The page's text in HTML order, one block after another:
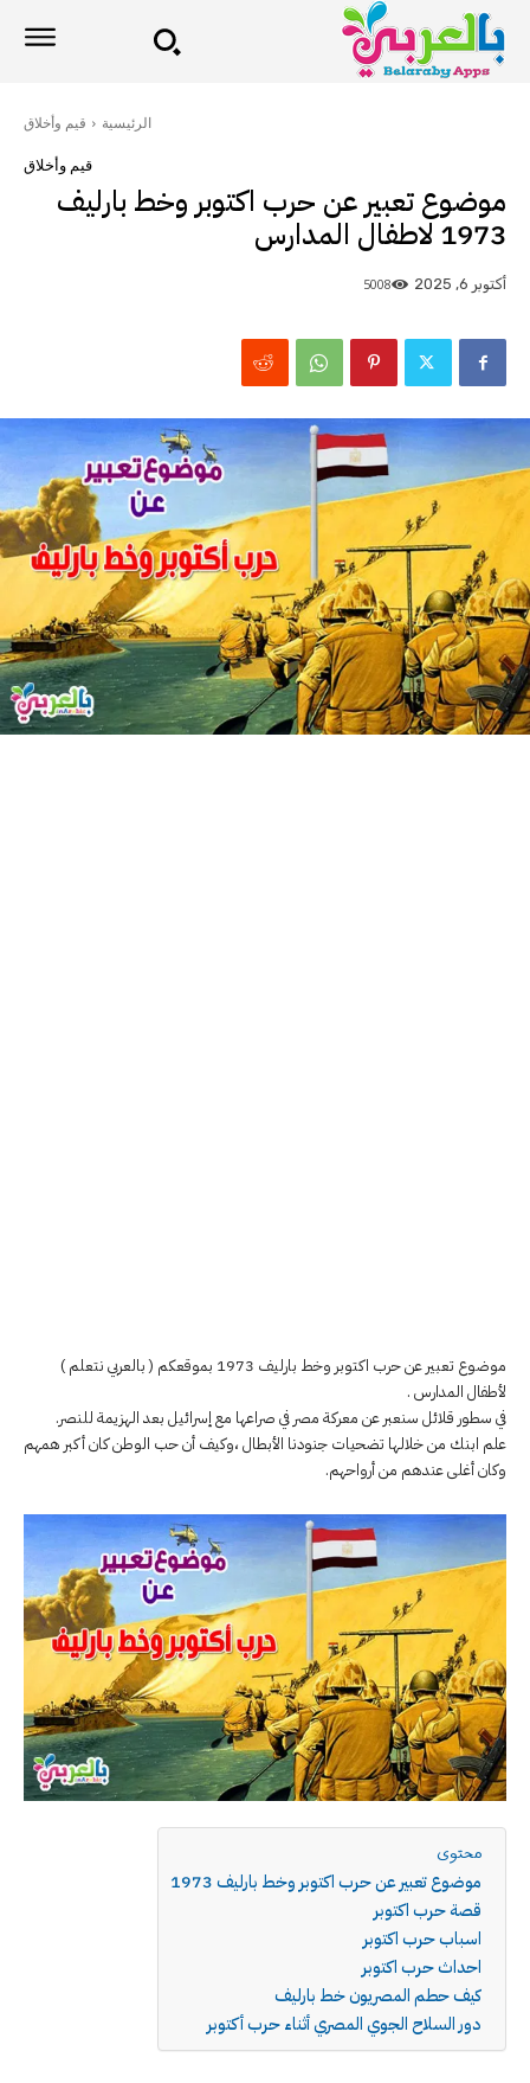
الرئيسية قيم وأخلاق
قيم وأخلاق
موضوع تعبير عن حرب اكتوبر وخط بارليف
1973 لاطفال المدارس
أكتوبر 6, 2025 5008
موضوع تعبير عن حرب اكتوبر وخط بارليف 1973 بموقعكم ( بالعربي نتعلم )
لأطفال المدارس .
في سطور قلائل سنعبر عن معركة مصر في صراعها مع إسرائيل بعد الهزيمة للنصر.
علم ابنك من خلالها تضحيات جنودنا الأبطال ،وكيف أن حب الوطن كان أكبر همهم
وكان أغلى عندهم من أرواحهم.
محتوى
موضوع تعبير عن حرب اكتوبر وخط بارليف 1973
قصة حرب اكتوبر
اسباب حرب اكتوبر
احداث حرب اكتوبر
كيف حطم المصريون خط بارليف
دور السلاح الجوي المصري أثناء حرب أكتوبر